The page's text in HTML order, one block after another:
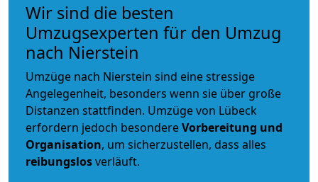
Wir sind die besten
Umzugsexperten für den Umzug
nach Nierstein
Umzüge nach Nierstein sind eine stressige
Angelegenheit, besonders wenn sie über große
Distanzen stattfinden. Umzüge von Lübeck
erfordern jedoch besondereVorbereitung und
Organisation, um sicherzustellen, dass alles
reibungslosverläuft.